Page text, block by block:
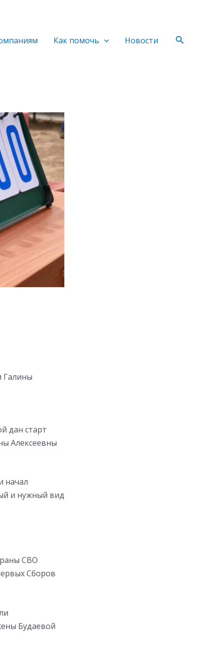
Как помочь Новости Поиск
Галины
дан старт
Алексеевны
начал
и нужный вид
СВО
Сборов
Будаевой